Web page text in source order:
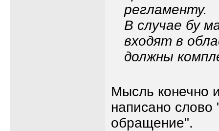
регламенту.
В случае бу
входят в
должны
Мысль конечно
написано
обращение".